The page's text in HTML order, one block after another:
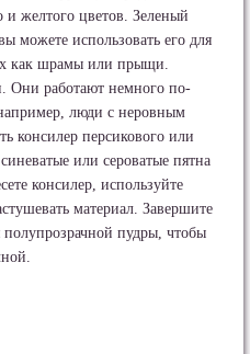
и желтого цветов. Зеленый
можете использовать его для
как шрамы или прыщи.
Они работают немного по-
люди с неровным
консилер персикового или
или сероватые пятна
консилер, используйте
материал. Завершите
пудры, чтобы